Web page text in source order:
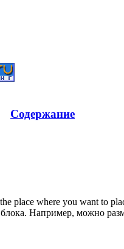
Содержание
place where you want to
Например, можно